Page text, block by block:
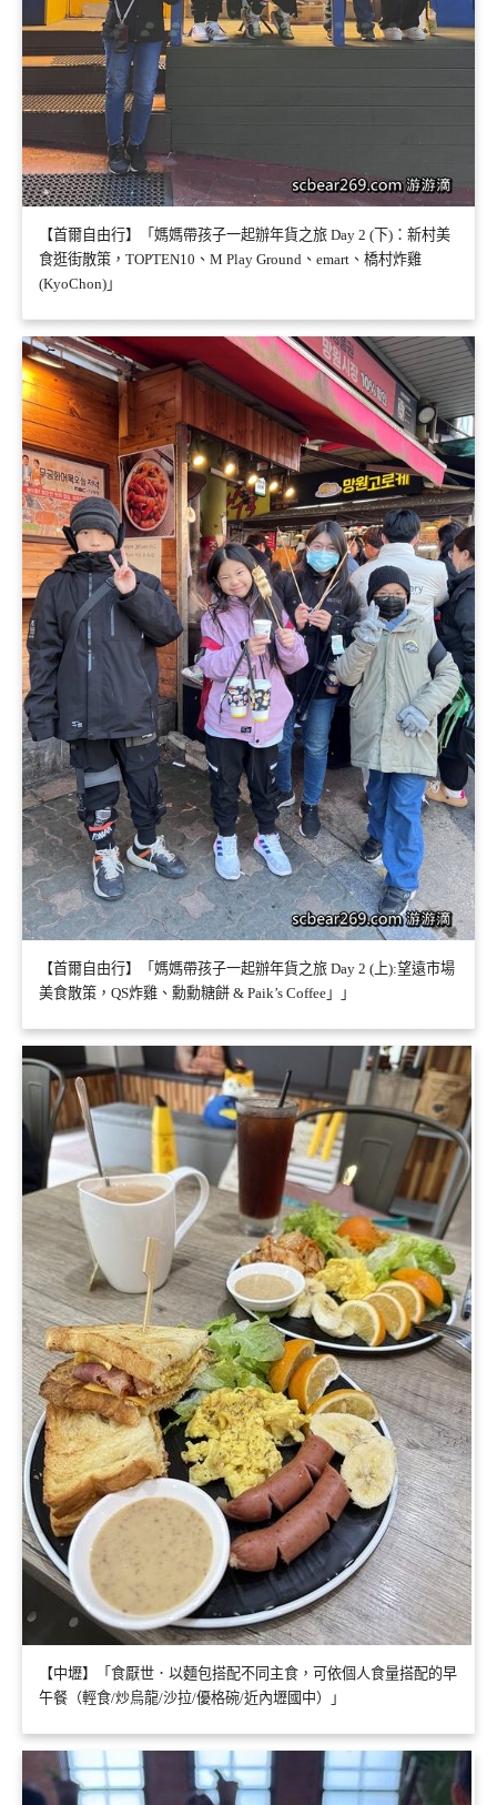
【首爾自由行】「媽媽帶孩子一起辦年貨之旅 Day 2 (下)：新村美
食逛街散策，TOPTEN10、M Play Ground、emart、橋村炸雞
(KyoChon)」
【首爾自由行】「媽媽帶孩子一起辦年貨之旅 Day 2 (上):望遠市場
美食散策，QS炸雞、勳勳糖餅 & Paik’s Coffee」」
【中壢】「食厭世．以麵包搭配不同主食，可依個人食量搭配的早
午餐（輕食/炒烏龍/沙拉/優格碗/近內壢國中）」